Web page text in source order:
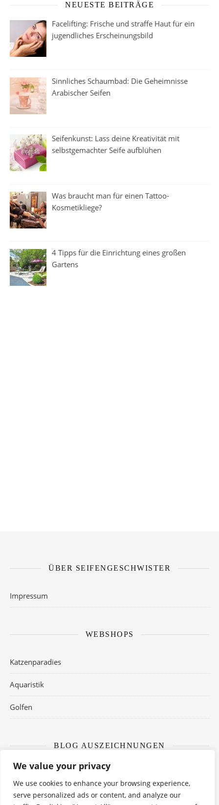
We value your privacy
We use cookies to enhance your browsing experience,
serve personalized ads or content, and analyze our
NEUESTE BEITRÄGE
Facelifting: Frische und straffe Haut für ein
jugendliches Erscheinungsbild
Sinnliches Schaumbad: Die Geheimnisse
Arabischer Seifen
Seifenkunst: Lass deine Kreativität mit
selbstgemachter Seife aufblühen
Was braucht man für einen Tattoo-
Kosmetikliege?
4 Tipps für die Einrichtung eines großen
Gartens
ÜBER SEIFENGESCHWISTER
Impressum
WEBSHOPS
Katzenparadies
Aquaristik
Golfen
BLOG AUSZEICHNUNGEN